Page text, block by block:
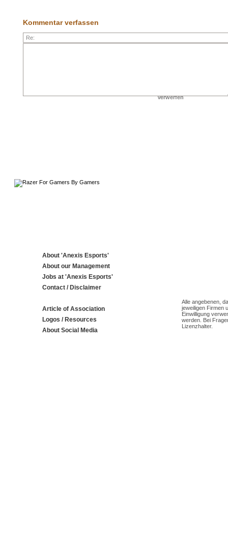
Kommentar verfassen
About 'Anexis Esports'
About our Management
Jobs at 'Anexis Esports'
Contact / Disclaimer
Article of Association
Logos / Resources
About Social Media
Alle angebenen,
jeweiligen Firmen
Einwilligung
werden. Bei
Lizenzhalter.